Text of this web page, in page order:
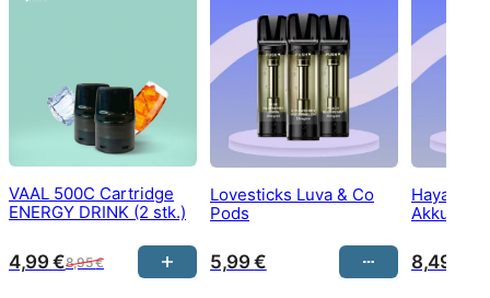
VAAL 500C Cartridge
ENERGY DRINK (2 stk.)
8,95€
4,99€
Lovesticks Luva & Co
Pods
5,99€
Hayati
Akku
8,49